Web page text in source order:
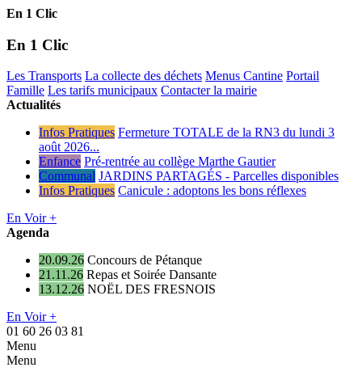
En 1 Clic
En 1 Clic
Les Transports La collecte des déchets Menus Cantine Portail
Famille Les tarifs municipaux Contacter la mairie
Actualités
Infos Pratiques Fermeture TOTALE de la RN3 du lundi 3
août 2026...
Enfance Pré-rentrée au collège Marthe Gautier
Communal JARDINS PARTAGÉS - Parcelles disponibles
Infos Pratiques Canicule : adoptons les bons réflexes
En Voir +
Agenda
20.09.26 Concours de Pétanque
21.11.26 Repas et Soirée Dansante
13.12.26 NOËL DES FRESNOIS
En Voir +
01 60 26 03 81
Menu
Menu